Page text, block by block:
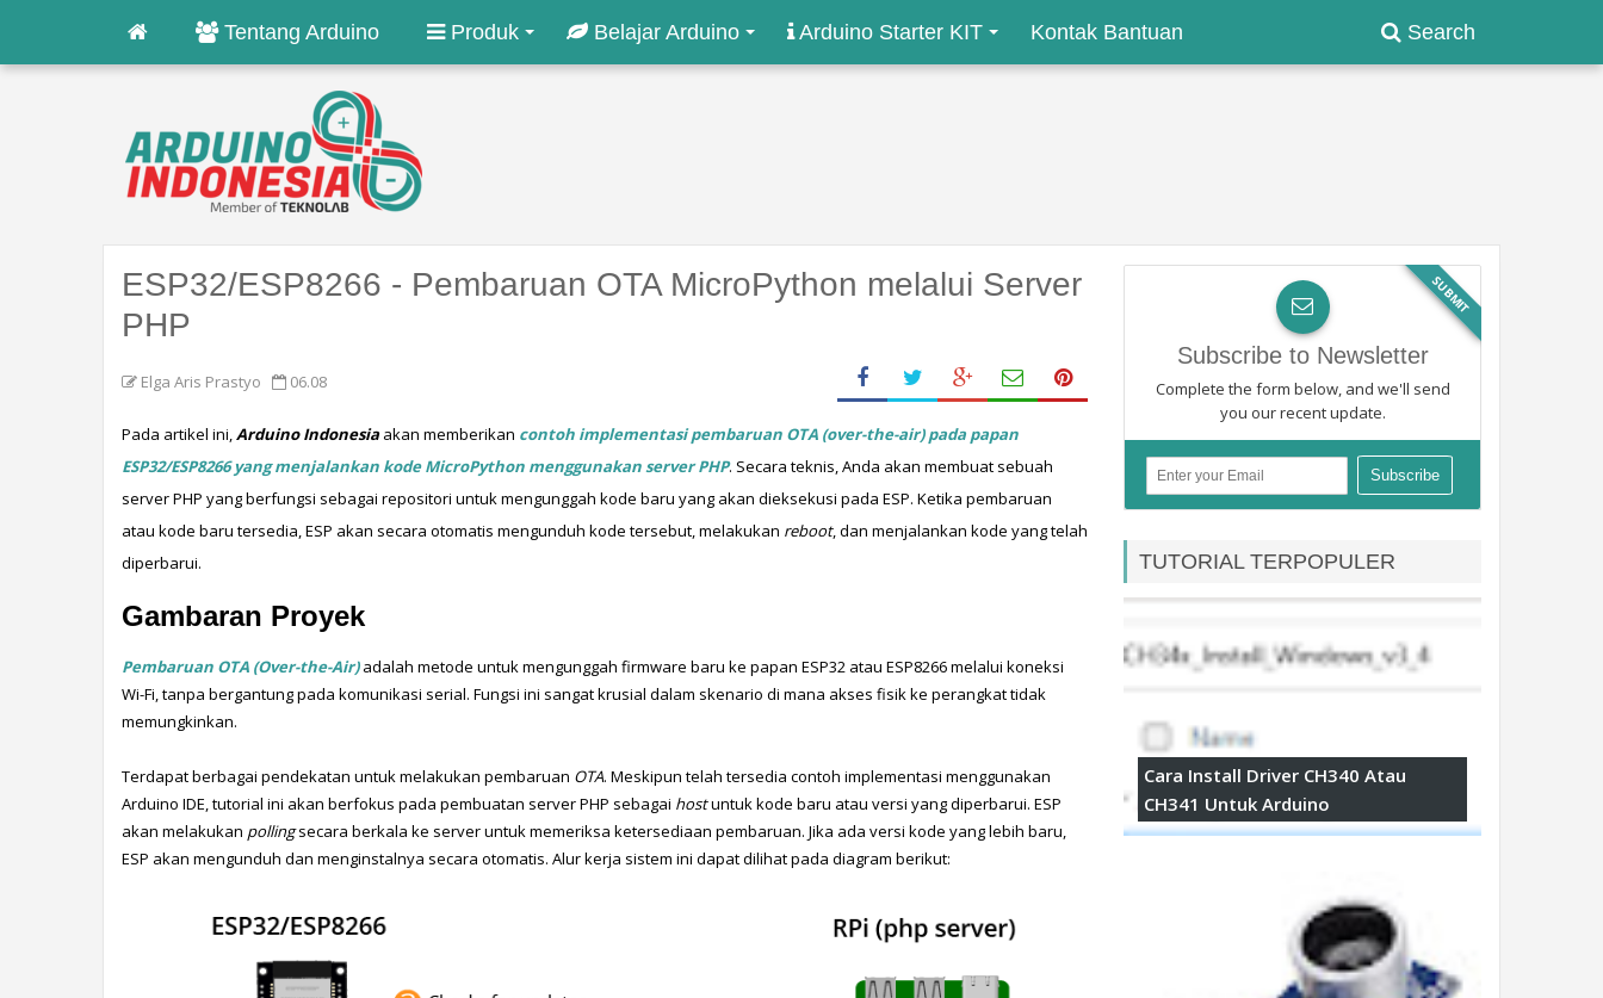
Search
Tentang Arduino Produk Belajar Arduino Arduino Starter KIT Kontak Bantuan
ESP32/ESP8266 - Pembaruan OTA MicroPython melalui Server
PHP
Elga Aris Prastyo 06.08
Pada artikel ini, Arduino Indonesia akan memberikan contoh implementasi pembaruan OTA (over-the-air) pada papan
ESP32/ESP8266 yang menjalankan kode MicroPython menggunakan server PHP. Secara teknis, Anda akan membuat sebuah
server PHP yang berfungsi sebagai repositori untuk mengunggah kode baru yang akan dieksekusi pada ESP. Ketika pembaruan
atau kode baru tersedia, ESP akan secara otomatis mengunduh kode tersebut, melakukan reboot, dan menjalankan kode yang telah
diperbarui.
Gambaran Proyek
Pembaruan OTA (Over-the-Air) adalah metode untuk mengunggah firmware baru ke papan ESP32 atau ESP8266 melalui koneksi
Wi-Fi, tanpa bergantung pada komunikasi serial. Fungsi ini sangat krusial dalam skenario di mana akses fisik ke perangkat tidak
memungkinkan.
Terdapat berbagai pendekatan untuk melakukan pembaruan OTA. Meskipun telah tersedia contoh implementasi menggunakan
Arduino IDE, tutorial ini akan berfokus pada pembuatan server PHP sebagai host untuk kode baru atau versi yang diperbarui. ESP
akan melakukan polling secara berkala ke server untuk memeriksa ketersediaan pembaruan. Jika ada versi kode yang lebih baru,
ESP akan mengunduh dan menginstalnya secara otomatis. Alur kerja sistem ini dapat dilihat pada diagram berikut:
SUBMIT
Subscribe to Newsletter
Complete the form below, and we'll send
you our recent update.
TUTORIAL TERPOPULER
Cara Install Driver CH340 Atau
CH341 Untuk Arduino